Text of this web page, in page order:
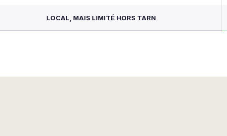
LOCAL, MAIS LIMITÉ HORS TARN